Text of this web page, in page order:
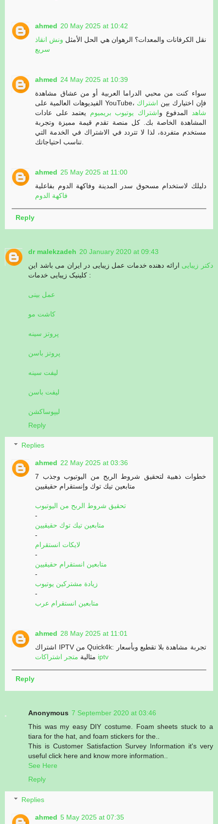
ahmed 20 May 2025 at 10:42
نقل الكرفانات والمعدات؟ الرهوان هي الحل الأمثل ونش انقاذ
سريع
ahmed 24 May 2025 at 10:39
سواء كنت من محبي الدراما العربية أو من عشاق مشاهدة
الفيديوهات العالمية على YouTube، فإن اختيارك بين اشتراك
شاهد
المدفوع واشتراك يوتيوب بريميوم يعتمد على عادات
المشاهدة الخاصة بك. كل منصة تقدم قيمة مميزة وتجربة
مستخدم متفردة، لذا لا تتردد في الاشتراك في الخدمة التي
ahmed 25 May 2025 at 11:00
دليلك لاستخدام مسحوق سدر المدينة وفاكهة الدوم بفاعلية
فاكهة الدوم
Reply
dr malekzadeh 20 January 2020 at 09:43
دکتر زیبایی ارائه دهنده خدمات عمل زیبایی در ایران می باشد این
کلینیک زیبایی خدمات :
عمل بینی
کاشت مو
پروتز سینه
پروتز باسن
لیفت سینه
لیفت باسن
لیپوساکشن
Reply
Replies
ahmed 22 May 2025 at 03:36
7 خطوات ذهبية لتحقيق شروط الربح من اليوتيوب وجذب
متابعين تيك توك وإنستقرام حقيقيين
تحقيق شروط الربح من اليوتيوب
-
متابعين تيك توك حقيقيين
-
لايكات انستقرام
-
متابعين انستقرام حقيقيين
-
زيادة مشتركين يوتيوب
-
متابعين انستقرام عرب
ahmed 28 May 2025 at 11:01
اشتراك IPTV من Quick4k: تجربة مشاهدة بلا تقطيع وبأسعار
مثالية متجر اشتراكات iptv
Reply
Anonymous 7 September 2020 at 03:46
This was my easy DIY costume. Foam sheets stuck to a
tiara for the hat, and foam stickers for the..
This is Customer Satisfaction Survey Information it's very
useful click here and know more information..
See Here
Reply
Replies
ahmed 5 May 2025 at 07:35